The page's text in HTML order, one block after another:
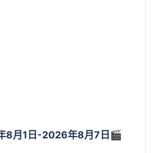
8月1日-2026年8月7日🎬